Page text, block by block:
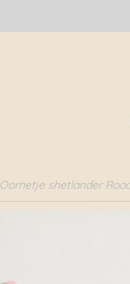
Oornetje shetlander